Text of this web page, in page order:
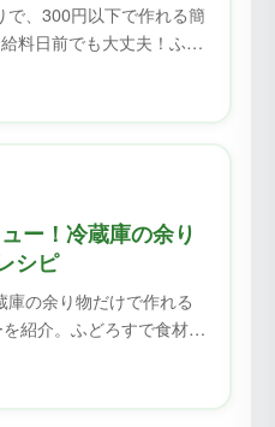
、300円以下で作れる簡
料日前でも大丈夫！ふど
味しく節約。
ー！冷蔵庫の余り
シピ
の余り物だけで作れる
紹介。ふどろすで食材を
く節約できます。